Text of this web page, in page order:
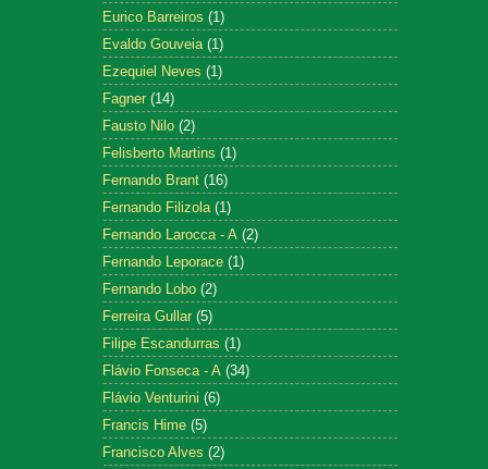
Eurico Barreiros (1)
Evaldo Gouveia (1)
Ezequiel Neves (1)
Fagner (14)
Fausto Nilo (2)
Felisberto Martins (1)
Fernando Brant (16)
Fernando Filizola (1)
Fernando Larocca - A (2)
Fernando Leporace (1)
Fernando Lobo (2)
Ferreira Gullar (5)
Filipe Escandurras (1)
Flávio Fonseca - A (34)
Flávio Venturini (6)
Francis Hime (5)
Francisco Alves (2)